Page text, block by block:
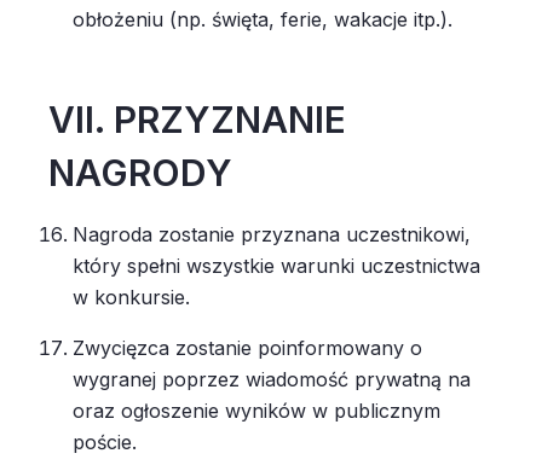
obłożeniu (np. święta, ferie, wakacje itp.).
VII. PRZYZNANIE
NAGRODY
Nagroda zostanie przyznana uczestnikowi,
który spełni wszystkie warunki uczestnictwa
w konkursie.
Zwycięzca zostanie poinformowany o
wygranej poprzez wiadomość prywatną na
oraz ogłoszenie wyników w publicznym
poście.